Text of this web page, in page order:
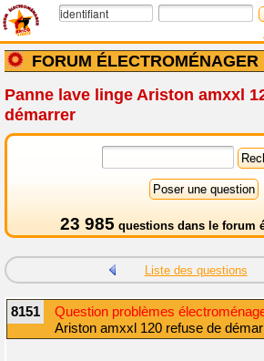
FORUM ÉLECTROMÉNAGER
Panne lave linge Ariston amxxl
démarrer
23 985 questions dans le forum
Liste des questions
8151 Question problèmes
Ariston amxxl 120 refuse de